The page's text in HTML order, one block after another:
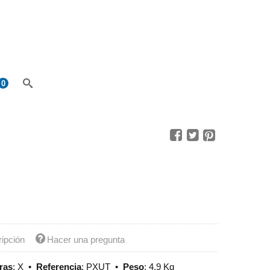
0
Hacer una pregunta
: X • Referencia: PXUT • Peso:4,9 Kg